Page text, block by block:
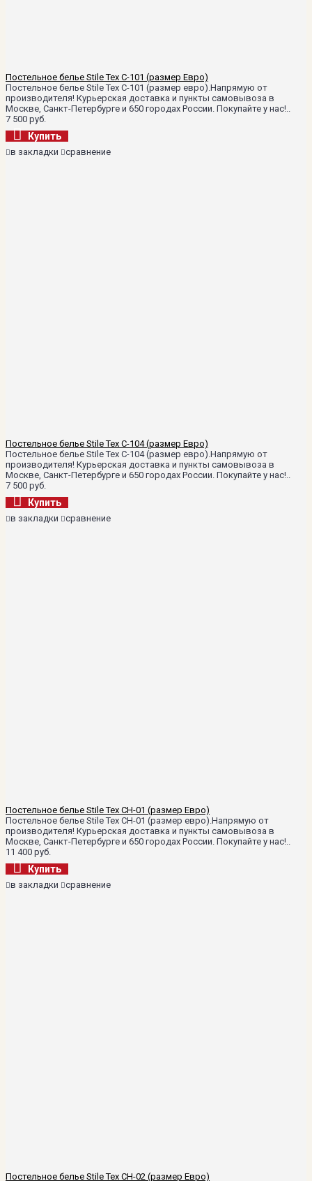
Постельное белье Stile Tex C-101 (размер Евро)
Постельное белье Stile Tex C-101 (размер евро).Напрямую от
производителя! Курьерская доставка и пункты самовывоза в
Москве, Санкт-Петербурге и 650 городах России. Покупайте у нас!..
7 500 руб.
Купить
в закладки сравнение
Постельное белье Stile Tex C-104 (размер Евро)
Постельное белье Stile Tex C-104 (размер евро).Напрямую от
производителя! Курьерская доставка и пункты самовывоза в
Москве, Санкт-Петербурге и 650 городах России. Покупайте у нас!..
7 500 руб.
Купить
в закладки сравнение
Постельное белье Stile Tex CH-01 (размер Евро)
Постельное белье Stile Tex CH-01 (размер евро).Напрямую от
производителя! Курьерская доставка и пункты самовывоза в
Москве, Санкт-Петербурге и 650 городах России. Покупайте у нас!..
11 400 руб.
Купить
в закладки сравнение
Постельное белье Stile Tex CH-02 (размер Евро)